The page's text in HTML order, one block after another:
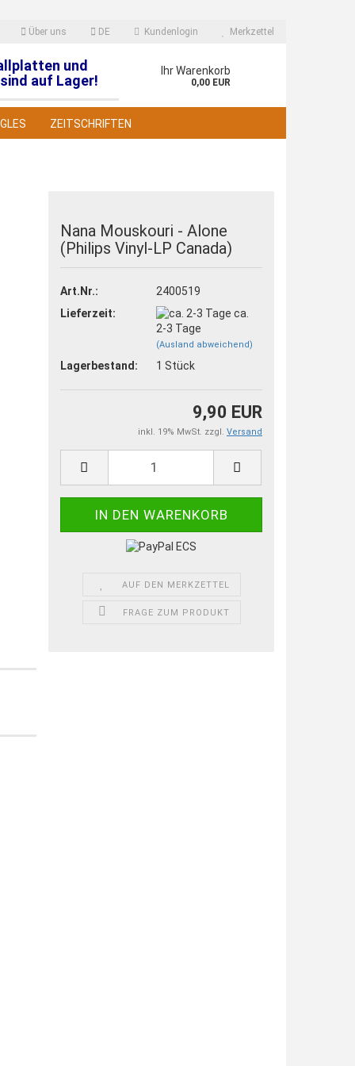
Über uns DE Kundenlogin Merkzettel
und
auf Lager!
Ihr Warenkorb
0,00 EUR
ZEITSCHRIFTEN
Nana Mouskouri - Alone
(Philips Vinyl-LP Canada)
Art.Nr.:
2400519
Lieferzeit:
ca.
2-3 Tage
(Ausland abweichend)
Lagerbestand: 1Stück
9,90 EUR
inkl. 19% MwSt. zzgl. Versand
AUF DEN MERKZETTEL
FRAGE ZUM PRODUKT